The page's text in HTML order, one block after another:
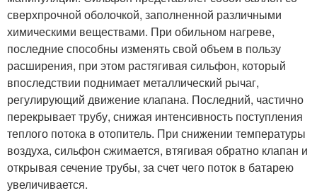
сверхпрочной оболочкой, заполненной различными
химическими веществами. При обильном нагреве,
последние способны изменять свой объем в пользу
расширения, при этом растягивая сильфон, который
впоследствии поднимает металлический рычаг,
регулирующий движение клапана. Последний, частично
перекрывает трубу, снижая интенсивность поступления
теплого потока в отопитель. При снижении температуры
воздуха, сильфон сжимается, втягивая обратно клапан и
открывая сечение трубы, за счет чего поток в батарею
увеличивается.